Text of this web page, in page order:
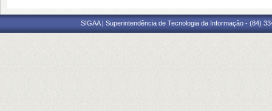
SIGAA | Superintendência de Tecnologia da Informação - (84)